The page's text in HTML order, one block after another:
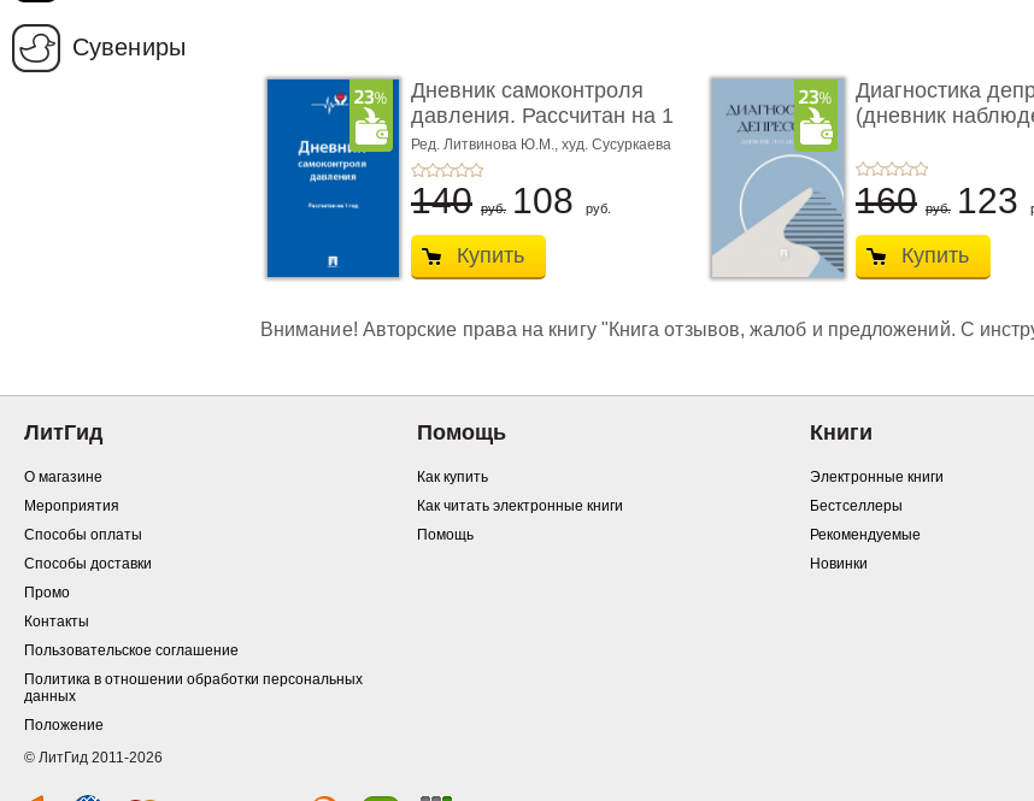
Сувениры
Дневник самоконтроля
давления. Рассчитан на 1
� ...
Ред. Литвинова Ю.М., худ. Сусуркаева
Н.А.
140 руб. 108 руб.
Купить
Диагностика
(дневник
160 руб. 123
Купить
Внимание! Авторские права на книгу "Книга отзывов, жалоб и предложений. С
ЛитГид
О магазине
Мероприятия
Способы оплаты
Способы доставки
Промо
Контакты
Пользовательское соглашение
Политика в отношении обработки персональных
данных
Положение
© ЛитГид 2011-2026
Помощь
Как купить
Как читать электронные книги
Помощь
Книги
Электронные книги
Бестселлеры
Рекомендуемые
Новинки